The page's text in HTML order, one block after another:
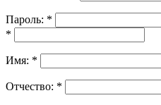
Пароль: *
*
Имя: *
Отчество: *